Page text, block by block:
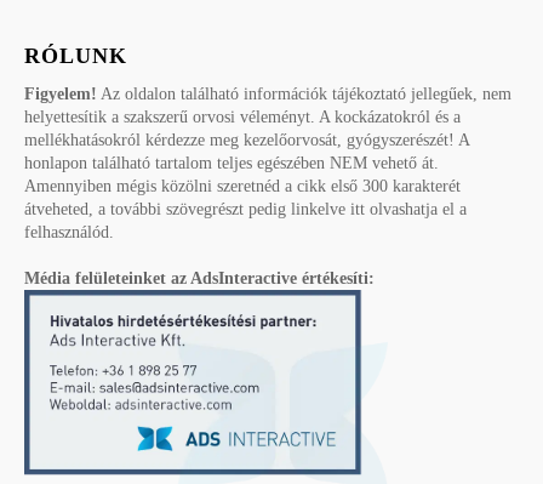
RÓLUNK
Figyelem! Az oldalon található információk tájékoztató jellegűek, nem
helyettesítik a szakszerű orvosi véleményt. A kockázatokról és a
mellékhatásokról kérdezze meg kezelőorvosát, gyógyszerészét! A
honlapon található tartalom teljes egészében NEM vehető át.
Amennyiben mégis közölni szeretnéd a cikk első 300 karakterét
átveheted, a további szövegrészt pedig linkelve itt olvashatja el a
felhasználód.
Média felületeinket az AdsInteractive értékesíti: